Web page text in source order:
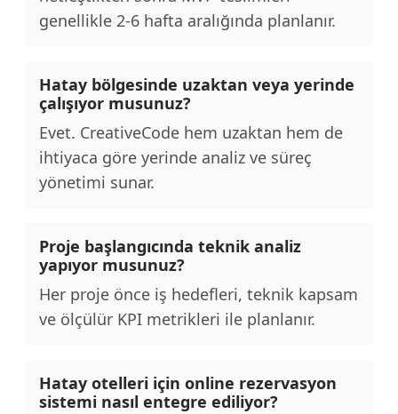
genellikle 2-6 hafta aralığında planlanır.
Hatay bölgesinde uzaktan veya yerinde
çalışıyor musunuz?
Evet. CreativeCode hem uzaktan hem de
ihtiyaca göre yerinde analiz ve süreç
yönetimi sunar.
Proje başlangıcında teknik analiz
yapıyor musunuz?
Her proje önce iş hedefleri, teknik kapsam
ve ölçülür KPI metrikleri ile planlanır.
Hatay otelleri için online rezervasyon
sistemi nasıl entegre ediliyor?